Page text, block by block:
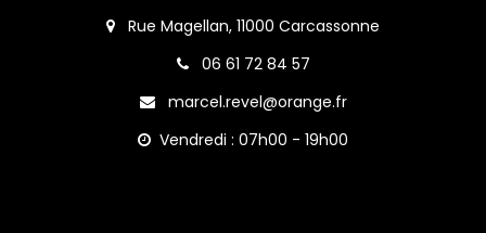
Rue Magellan, 11000 Carcassonne
06 61 72 84 57
marcel.revel@orange.fr
Vendredi : 07h00 - 19h00